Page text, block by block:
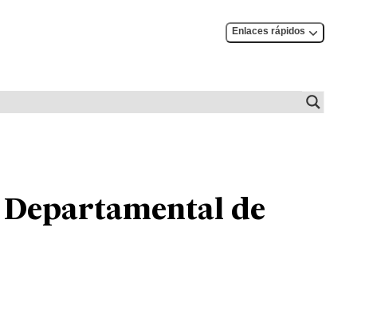
Enlaces rápidos
de